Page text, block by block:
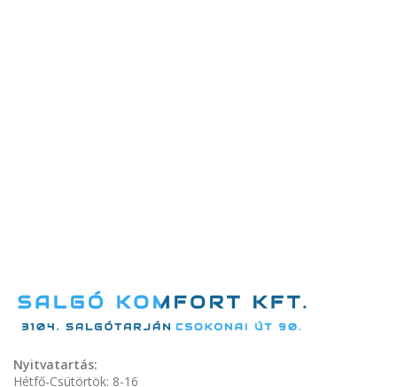
Nyitvatartás:
Hétfő-Csütörtök: 8-16